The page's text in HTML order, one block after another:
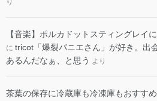
り
【音楽】ポルカドットスティングレイ
に tricot「爆裂パニエさん」が好き。出
あるんだなぁ、と思う より
茶葉の保存に冷蔵庫も冷凍庫もおすす